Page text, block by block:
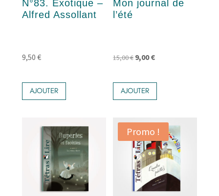
N°83. Exotique –
Alfred Assollant
9,50 €
AJOUTER
Mon journal de
l’été
15,00€ Le
initial
était :
9,00€Le
actuel
AJOUTER
Promo !